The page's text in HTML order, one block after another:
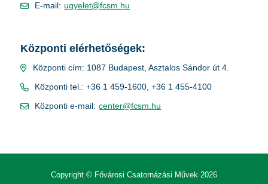
E-mail: ugyelet@fcsm.hu
Központi elérhetőségek:
Központi cím: 1087 Budapest, Asztalos Sándor út 4.
Központi tel.: +36 1 459-1600, +36 1 455-4100
Központi e-mail: center@fcsm.hu
Copyright © Fővárosi Csatornázási Művek 2026